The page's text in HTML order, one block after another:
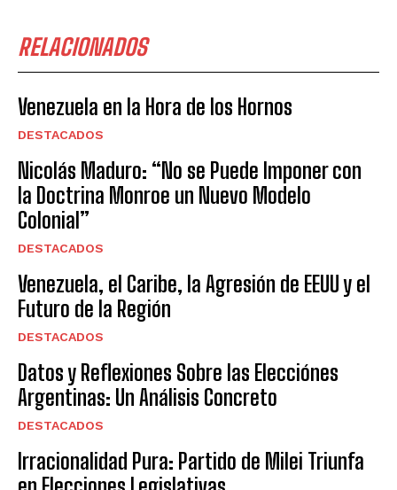
RELACIONADOS
Venezuela en la Hora de los Hornos
DESTACADOS
Nicolás Maduro: “No se Puede Imponer con
la Doctrina Monroe un Nuevo Modelo
Colonial”
DESTACADOS
Venezuela, el Caribe, la Agresión de EEUU y el
Futuro de la Región
DESTACADOS
Datos y Reflexiones Sobre las Elecciónes
Argentinas: Un Análisis Concreto
DESTACADOS
Irracionalidad Pura: Partido de Milei Triunfa